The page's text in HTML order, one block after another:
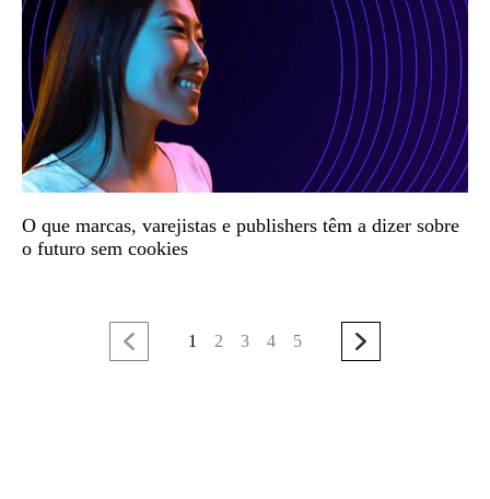
O que marcas, varejistas e publishers têm a dizer sobre
o futuro sem cookies
1 2 3 4 5